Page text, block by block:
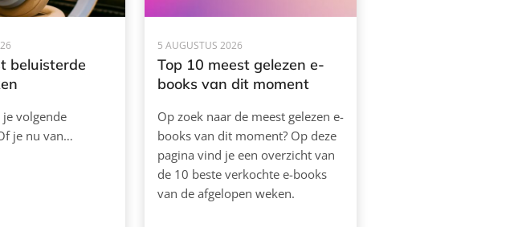
beluisterde
volgende
je nu van…
5 AUGUSTUS 2026
Top 10 meest gelezen e-
books van dit moment
Op zoek naar de meest gelezen e-
books van dit moment? Op deze
pagina vind je een overzicht van
de 10 beste verkochte e-books
van de afgelopen weken.